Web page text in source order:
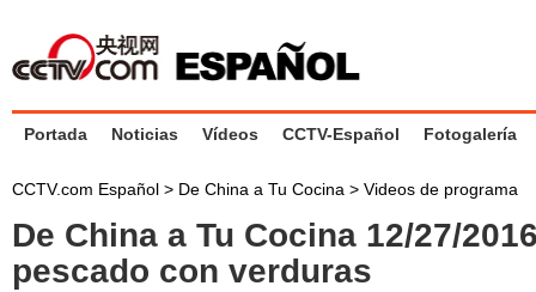
Portada Noticias Vídeos CCTV-Español Fotogalería
CCTV.com Español > De China a Tu Cocina > Videos de programa
De China a Tu Cocina 12/27/
pescado con verduras